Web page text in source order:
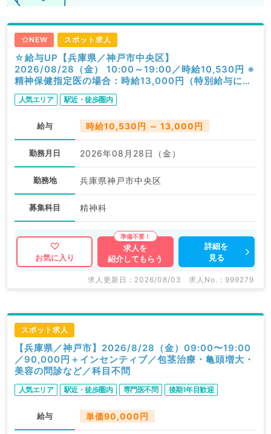
NEW スポット求人
☆給与UP【兵庫県／神戸市中央区】
2026/08/28（金） 10:00～19:00／時給10,530円 ※
精神保健指定医の場合：時給13,000円（特別給与につ
き歩合無し）／一般外来／精神科
人気エリア 駅近・徒歩圏内
給与 時給10,530円 ～ 13,000円
勤務月日 2026年08月28日（金）
勤務地 兵庫県神戸市中央区
募集科目 精神科
お気に入り
求人を
紹介してもらう
詳細を
見る
求人更新日 : 2026/08/03 求人No. : 999279
スポット求人
【兵庫県／神戸市】2026/8/28（金）09:00〜19:00
／90,000円＋インセンティブ／包茎治療・亀頭増大・
美容の問診など／科目不問
人気エリア 駅近・徒歩圏内 専門医不問 後期1年目歓迎
給与 単価90,000円